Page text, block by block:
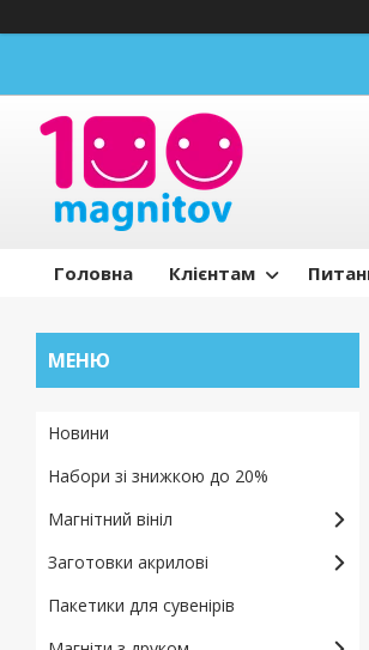
Головна Клієнтам
Новини
Набори зі знижкою до 20%
Магнітний вініл
Заготовки акрилові
Пакетики для сувенірів